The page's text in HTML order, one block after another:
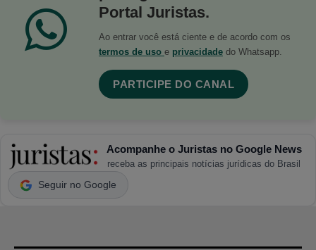
Portal Juristas.
Ao entrar você está ciente e de acordo com os
termos de uso e privacidade do Whatsapp.
PARTICIPE DO CANAL
Acompanhe o Juristas no Google News
receba as principais notícias jurídicas do Brasil
Seguir no Google